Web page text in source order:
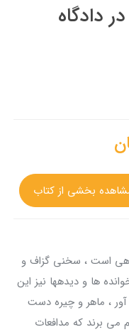
دادگاه
بخشی از کتاب
است ، سخنی گزاف و
ها و دیدهها نیز این
آور ، ماهر و چیره دست
می برند که مدافعات